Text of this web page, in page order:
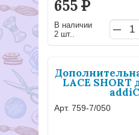
655Р
В наличии
2 шт..
LACE
Арт. 759-7/050